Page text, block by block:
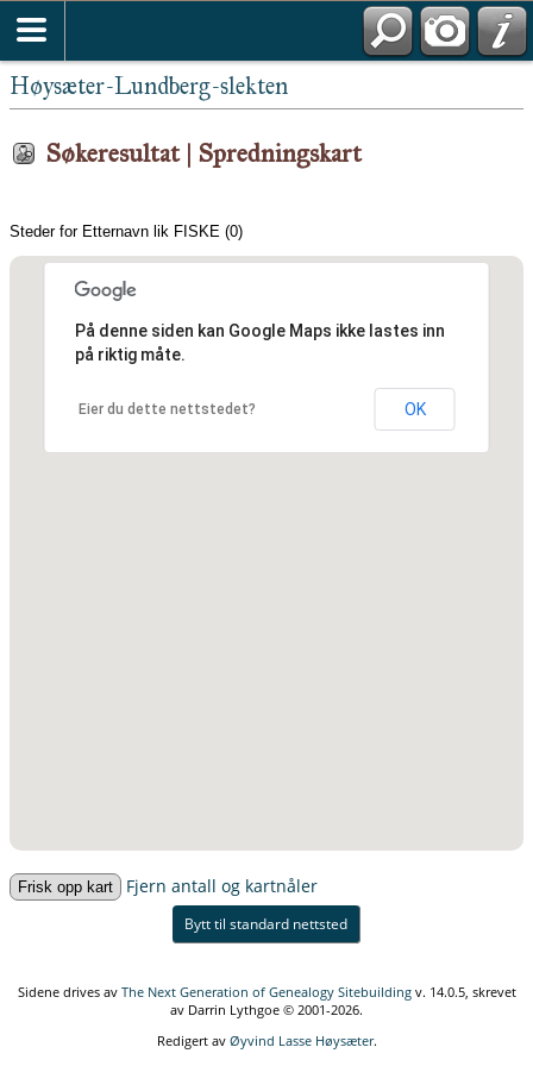
Høysæter-Lundberg-slekten
Søkeresultat | Spredningskart
Steder for Etternavn lik FISKE (0)
På denne siden kan Google Maps ikke lastes inn
på riktig måte.
Eier du dette nettstedet? OK
Fjern antall og kartnåler
Bytt til standard nettsted
Sidene drives av The Next Generation of Genealogy Sitebuildingv. 14.0.5, skrevet
av Darrin Lythgoe © 2001-2026.
Redigert av Øyvind Lasse Høysæter.